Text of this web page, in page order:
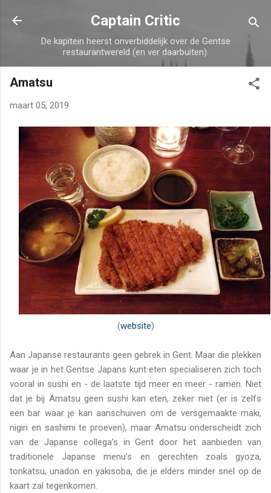
Doorgaan naar hoofdcontent
Captain Critic
De kapitein heerst onverbiddelijk over de Gentse
restaurantwereld (en ver daarbuiten).
Amatsu
maart 05, 2019
(website)
Aan Japanse restaurants geen gebrek in Gent. Maar die plekken
waar je in het Gentse Japans kunt eten specialiseren zich toch
vooral in sushi en - de laatste tijd meer en meer - ramen. Niet
dat je bij Amatsu geen sushi kan eten, zeker niet (er is zelfs
een bar waar je kan aanschuiven om de versgemaakte maki,
nigiri en sashimi te proeven), maar Amatsu onderscheidt zich
van de Japanse collega’s in Gent door het aanbieden van
traditionele Japanse menu’s en gerechten zoals gyoza,
tonkatsu, unadon en yakisoba, die je elders minder snel op de
kaart zal tegenkomen.